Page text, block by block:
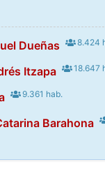
Dueñas 8.424
Itzapa 18.647
9.361 hab.
Barahona